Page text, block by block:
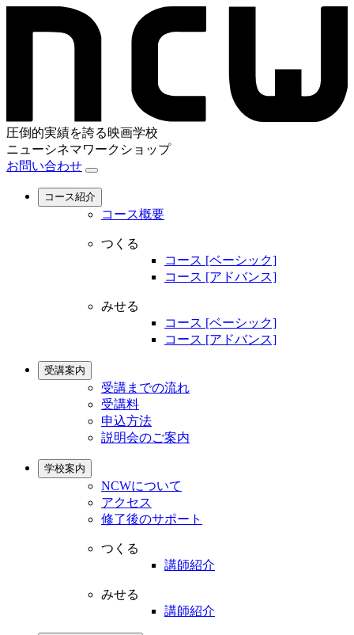
圧倒的実績を誇る映画学校
ニューシネマワークショップ
お問い合わせ
コース紹介
コース概要
つくる
コース [ベーシック]
コース [アドバンス]
みせる
コース [ベーシック]
コース [アドバンス]
受講案内
受講までの流れ
受講料
申込方法
説明会のご案内
学校案内
NCWについて
アクセス
修了後のサポート
つくる
講師紹介
みせる
講師紹介